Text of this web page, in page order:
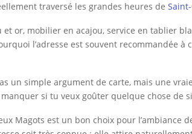
traversé les grandes heures de
or, mobilier en acajou, service en tablier
l’adresse est souvent recommandée
un simple argument de carte, mais une
si tu veux goûter quelque chose de
Magots est un bon choix pour